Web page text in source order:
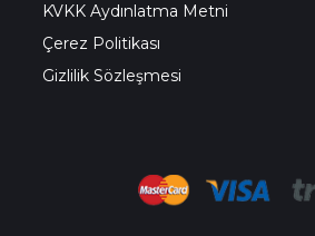
KVKK Aydınlatma Metni
Çerez Politikası
Gizlilik Sözleşmesi